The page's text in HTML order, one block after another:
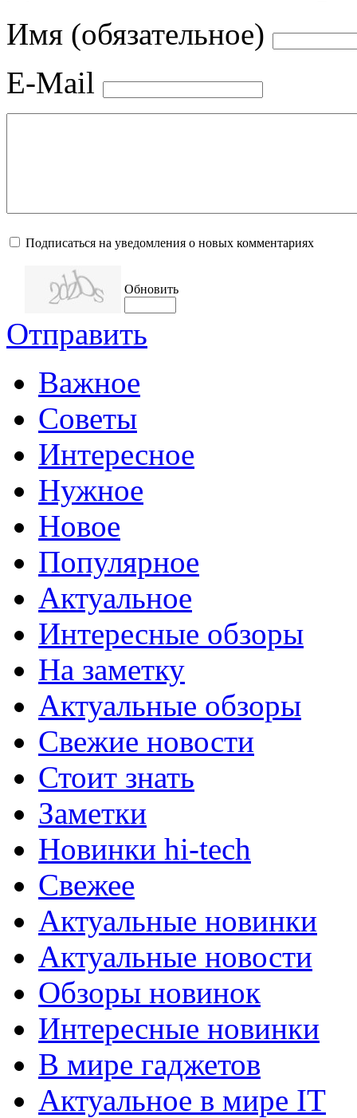
Имя (обязательное)
E-Mail
Подписаться на уведомления о новых комментариях
Обновить
Отправить
Важное
Советы
Интересное
Нужное
Новое
Популярное
Актуальное
Интересные обзоры
На заметку
Актуальные обзоры
Свежие новости
Стоит знать
Заметки
Новинки hi-tech
Свежее
Актуальные новинки
Актуальные новости
Обзоры новинок
Интересные новинки
В мире гаджетов
Актуальное в мире IT